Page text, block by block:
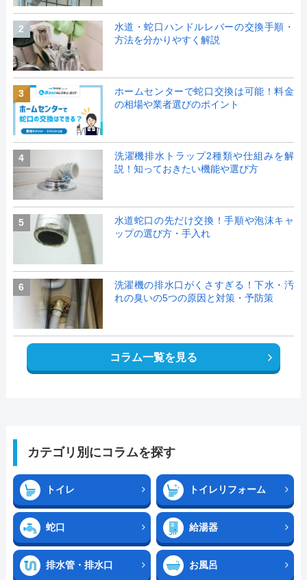
2
水道・蛇口ハンドルレバーの交換手順・
方法を分かりやすく解説
3
ホームセンターで蛇口交換は可能！料金
の相場や業者選びのポイント
4
洗濯機排水トラップ2種類や仕組みを解
説！知っておきたい機能や選び方
5
水道蛇口の先だけ交換！手順や泡沫キャ
ップの選び方・手入れ
6
洗濯機の排水口がくさすぎる！下水・汚
れの臭いの5つの原因と対策・予防策
コラム一覧を見る
カテゴリ別にコラムを探す
トイレ トイレリフォーム
蛇口 給湯器
排水管・排水口 お風呂